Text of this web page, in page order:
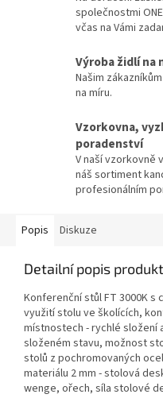
společnostmi
včas na Vámi
Výroba židlí na
Našim
na míru.
Vzorkovna,
poradenství
V naší vzorkovně
náš sortiment
profesionálním
Popis Diskuze
Detailní popis
Konferenční stůl FT 3000K
využití stolu ve školících,
místnostech - rychlé složení
složeném stavu, možnost
stolů z pochromovaných
materiálu 2 mm - stolová
wenge, ořech, síla stolové